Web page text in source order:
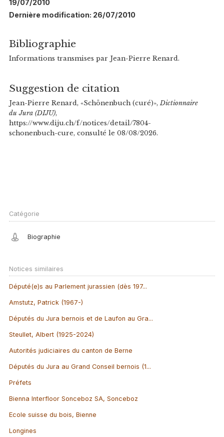
19/07/2010
Dernière modification: 26/07/2010
Bibliographie
Informations transmises par Jean-Pierre Renard.
Suggestion de citation
Jean-Pierre Renard, «Schönenbuch (curé)», Dictionnaire
du Jura (DIJU),
https://www.diju.ch/f/notices/detail/7804-
schonenbuch-cure, consulté le 08/08/2026.
Catégorie
Biographie
Notices similaires
Député(e)s au Parlement jurassien (dès 197...
Amstutz, Patrick (1967-)
Députés du Jura bernois et de Laufon au Gra...
Steullet, Albert (1925-2024)
Autorités judiciaires du canton de Berne
Députés du Jura au Grand Conseil bernois (1...
Préfets
Bienna Interfloor Sonceboz SA, Sonceboz
Ecole suisse du bois, Bienne
Longines